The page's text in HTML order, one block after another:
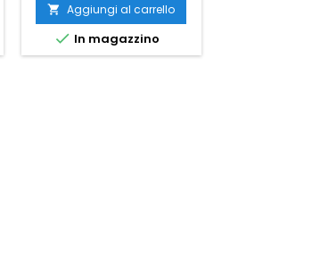
 Aggiungi al carrello
 In magazzino